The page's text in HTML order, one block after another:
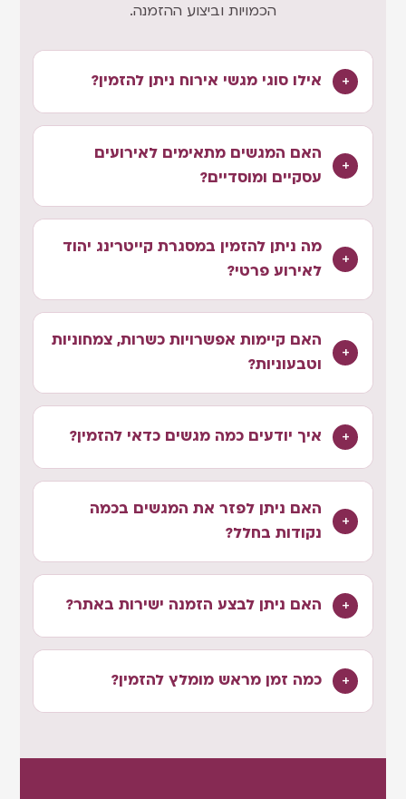
הכמויות וביצוע ההזמנה.
אילו סוגי מגשי אירוח ניתן להזמין?
האם המגשים מתאימים לאירועים
עסקיים ומוסדיים?
מה ניתן להזמין במסגרת קייטרינג יהוד
לאירוע פרטי?
האם קיימות אפשרויות כשרות, צמחוניות
וטבעוניות?
איך יודעים כמה מגשים כדאי להזמין?
האם ניתן לפזר את המגשים בכמה
נקודות בחלל?
האם ניתן לבצע הזמנה ישירות באתר?
כמה זמן מראש מומלץ להזמין?